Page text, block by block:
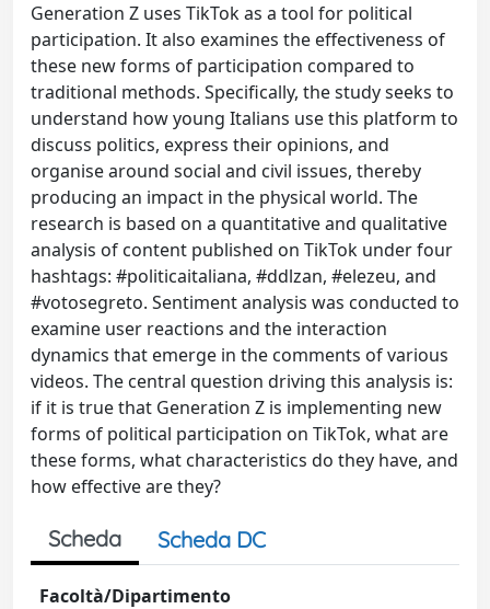
Generation Z uses TikTok as a tool for political
participation. It also examines the effectiveness of
these new forms of participation compared to
traditional methods. Specifically, the study seeks to
understand how young Italians use this platform to
discuss politics, express their opinions, and
organise around social and civil issues, thereby
producing an impact in the physical world. The
research is based on a quantitative and qualitative
analysis of content published on TikTok under four
hashtags: #politicaitaliana, #ddlzan, #elezeu, and
#votosegreto. Sentiment analysis was conducted to
examine user reactions and the interaction
dynamics that emerge in the comments of various
videos. The central question driving this analysis is:
if it is true that Generation Z is implementing new
forms of political participation on TikTok, what are
these forms, what characteristics do they have, and
how effective are they?
Scheda Scheda DC
Facoltà/Dipartimento